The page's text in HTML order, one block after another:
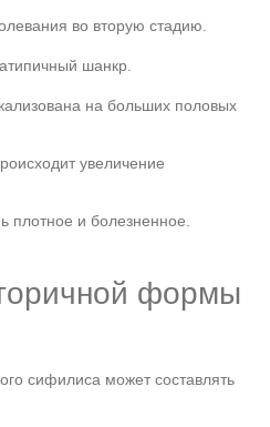
во вторую стадию.
шанкр.
на больших половых
увеличение
плотное и болезненное.
формы
сифилиса может составлять